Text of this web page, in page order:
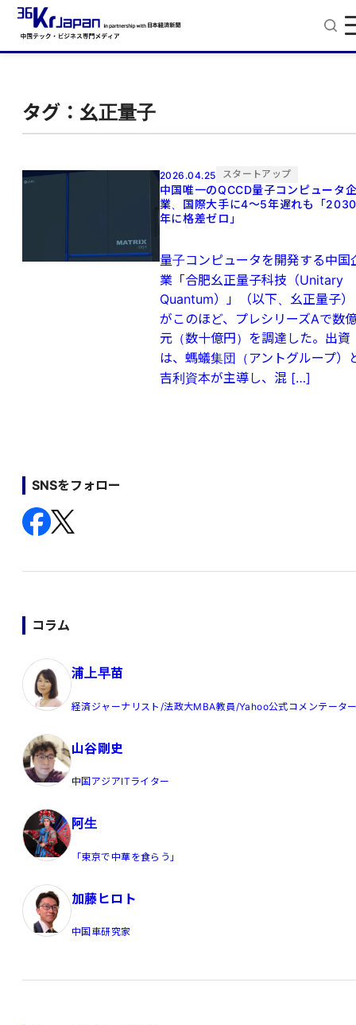
タグ：幺正量子
2026.04.25 スタートアップ
中国唯一のQCCD量子コンピュータ
業、国際大手に4〜5年遅れも「2030
年に格差ゼロ」
量子コンピュータを開発する中国
業「合肥幺正量子科技（Unitary
Quantum）」（以下、幺正量子）
がこのほど、プレシリーズAで数
元（数十億円）を調達した。出資
は、螞蟻集団（アントグループ）
吉利資本が主導し、混 […]
SNSをフォロー
コラム
浦上早苗
経済ジャーナリスト/法政大MBA教員/Yahoo公式コメンテータ
山谷剛史
中国アジアITライター
阿生
「東京で中華を食らう」
加藤ヒロト
中国車研究家